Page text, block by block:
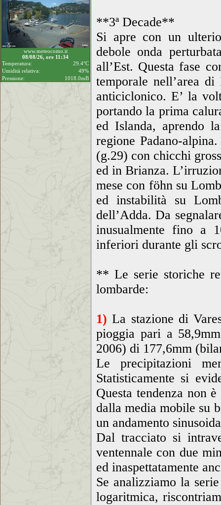
www.meteocomo.it
08/08/26, ore 11:34
Temperatura:
29.4°C
Umidità relativa:
49%
Pressione:
1018.0mB
**3ª Decade**
Si apre con un
debole onda
all’Est. Questa fase
temporale nell’area
anticiclonico. E’ la
portando la prima
ed Islanda, aprendo
regione Padano-
(g.29) con chicchi
ed in Brianza.
mese con föhn su
ed instabilità su
dell’Adda. Da
inusualmente fino a
inferiori durante gli
** Le serie storiche
lombarde:
1) La stazione di
pioggia pari a
2006) di 177,6mm
Le precipitazioni
Statisticamente si
Questa tendenza non
dalla media mobile su
un andamento
Dal tracciato si
ventennale con due
ed inaspettatamente
Se analizziamo la
logaritmica,